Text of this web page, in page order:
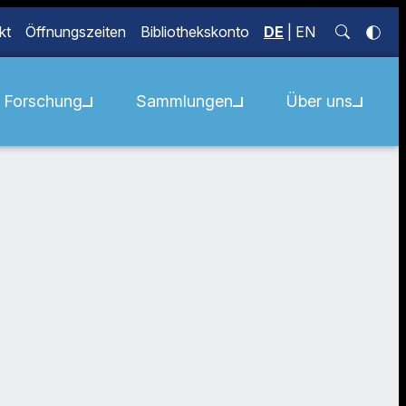
Öffnungszeiten Bibliothekskonto DE EN
Forschung Sammlungen Über uns